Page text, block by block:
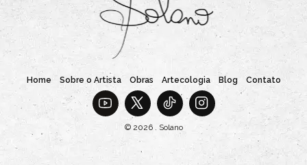
Home Sobre o Artista Obras Artecologia Blog Contato
© 2026 . Solano